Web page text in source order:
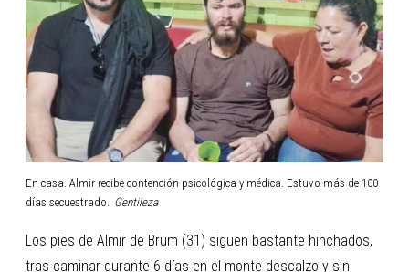
En casa. Almir recibe contención psicológica y médica. Estuvo más de 100
días secuestrado.
Gentileza
Los pies de Almir de Brum (31) siguen bastante hinchados,
tras caminar durante 6 días en el monte descalzo y sin